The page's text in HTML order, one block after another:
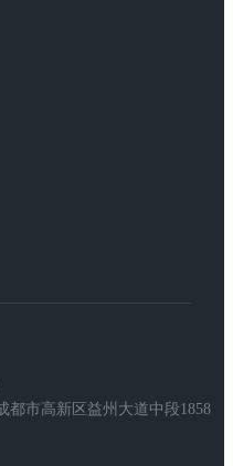
都市高新区益州大道中段1858